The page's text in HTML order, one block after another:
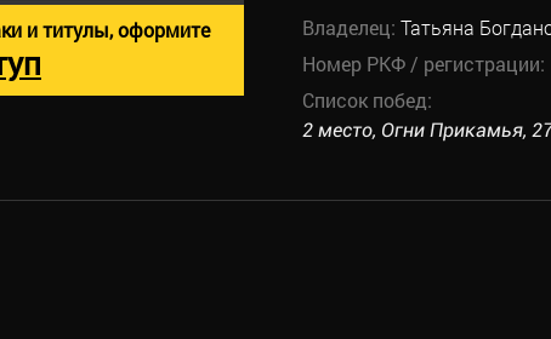
Владелец: Татьяна
Номер РКФ / регистрации:
Список побед:
2 место, Огни Прикамья,
и титулы, оформите